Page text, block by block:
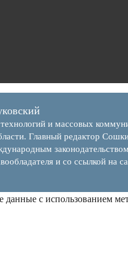
и массовых
Главный редактор
и со ссылкой на
с использованием